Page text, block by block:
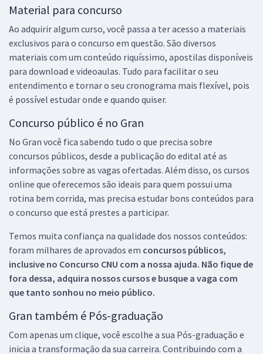
Material para concurso
Ao adquirir algum curso, você passa a ter acesso a materiais
exclusivos para o concurso em questão. São diversos
materiais com um conteúdo riquíssimo, apostilas disponíveis
para download e videoaulas. Tudo para facilitar o seu
entendimento e tornar o seu cronograma mais flexível, pois
é possível estudar onde e quando quiser.
Concurso público é no Gran
No Gran você fica sabendo tudo o que precisa sobre
concursos públicos, desde a publicação do edital até as
informações sobre as vagas ofertadas. Além disso, os cursos
online que oferecemos são ideais para quem possui uma
rotina bem corrida, mas precisa estudar bons conteúdos para
o concurso que está prestes a participar.
Temos muita confiança na qualidade dos nossos conteúdos:
foram milhares de aprovados em concursos públicos,
inclusive no Concurso CNU com a nossa ajuda. Não fique de
fora dessa, adquira nossos cursos e busque a vaga com
que tanto sonhou no meio público.
Gran também é Pós-graduação
Com apenas um clique, você escolhe a sua Pós-graduação e
inicia a transformação da sua carreira. Contribuindo com a